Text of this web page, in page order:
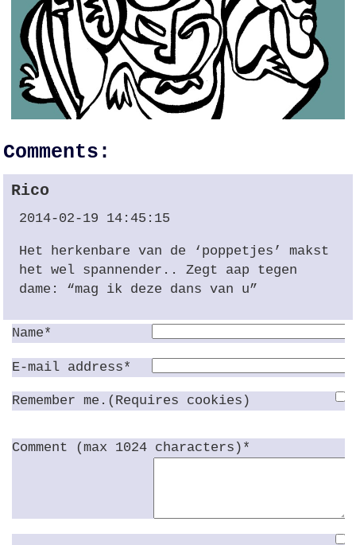
Comments:
Rico
2014-02-19 14:45:15
Het herkenbare van de ‘poppetjes’ makst
het wel spannender.. Zegt aap tegen
dame: “mag ik deze dans van u”
Name*
E-mail address*
Remember me.(Requires cookies)
Comment (max 1024 characters)*